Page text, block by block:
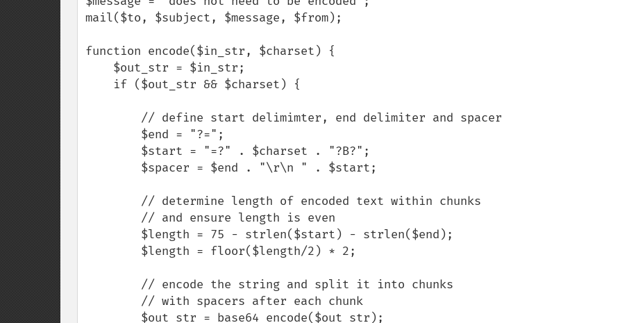
mail($to, $subject, $message, $from);
function encode($in_str, $charset) {